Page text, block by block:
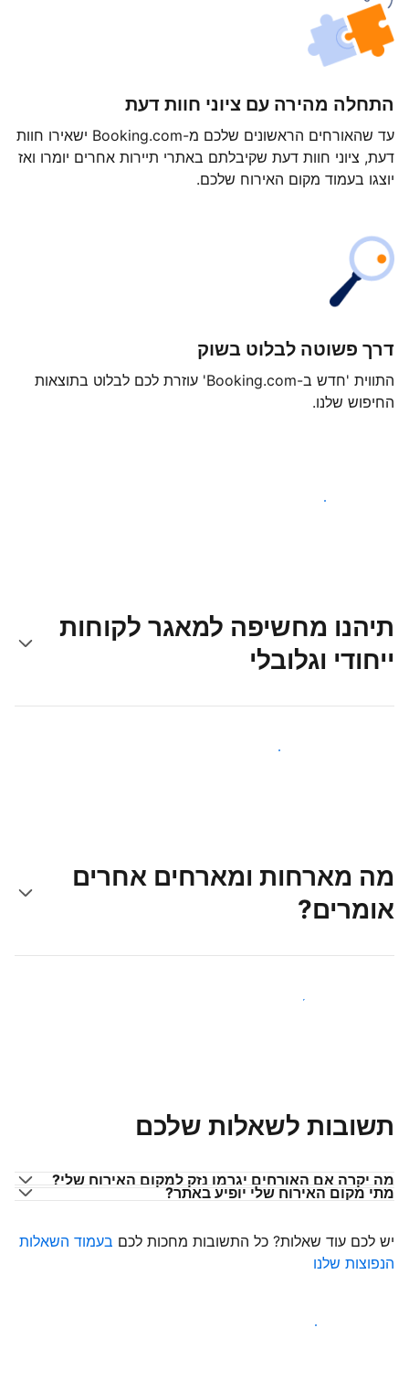
התחלה מהירה עם ציוני חוות דעת
עד שהאורחים הראשונים שלכם מ-Booking.com ישאירו חוות
דעת, ציוני חוות דעת שקיבלתם באתרי תיירות אחרים יומרו ואז
יוצגו בעמוד מקום האירוח שלכם.
דרך פשוטה לבלוט בשוק
התווית 'חדש ב-Booking.com' עוזרת לכם לבלוט בתוצאות
החיפוש שלנו.
צאו לדרך עוד היום
תיהנו מחשיפה למאגר לקוחות
ייחודי וגלובלי
קבלו חשיפה בפני אורחים חדשים
מה מארחות ומארחים אחרים
אומרים?
הצטרפו למארחים כמוכם
תשובות לשאלות שלכם
מה יקרה אם האורחים יגרמו נזק למקום האירוח שלי?
מתי מקום האירוח שלי יופיע באתר?
יש לכם עוד שאלות? כל התשובות מחכות לכם בעמוד השאלות
הנפוצות שלנו
התחילו לקבל אורחים